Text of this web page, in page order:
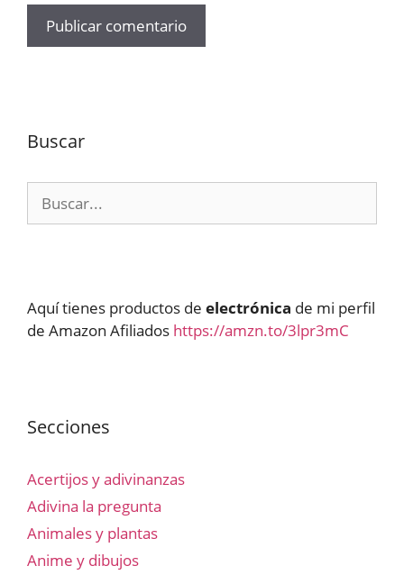
Buscar
Aquí tienes productos de electrónica de mi perfil
de Amazon Afiliados https://amzn.to/3lpr3mC
Secciones
Acertijos y adivinanzas
Adivina la pregunta
Animales y plantas
Anime y dibujos